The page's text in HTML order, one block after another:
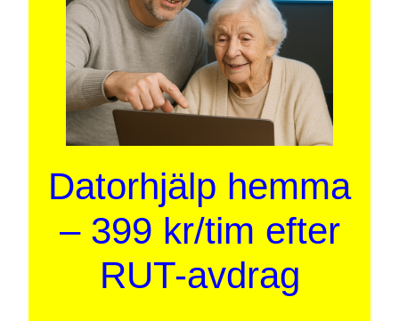
Datorhjälp hemma
– 399 kr/tim efter
RUT-avdrag